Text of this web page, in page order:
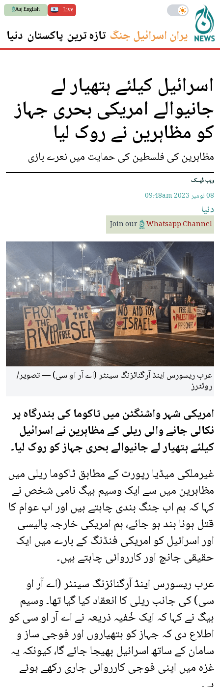
Live
Aaj English
ایران اسرائیل جنگ تازہ ترین پاکستان دنیا
اسرائیل کیلئے ہتھیار لے
جانیوالے امریکی بحری جہاز
کو مظاہرین نے روک لیا
مظاہرین کی فلسطین کی حمایت میں نعرے بازی
ویب ڈیسک
08 نومبر 2023 09:48am
دنیا
Join our Whatsapp Channel
عرب ریسورس اینڈ آرگنائزنگ سینٹر (اے آر او سی) — تصویر/
روئٹرز
امریکی شہر واشنگٹن میں ٹاکوما کی بندرگاہ پر
نکالی جانے والی ریلی کے مظاہرین نے اسرائیل
کیلئے ہتھیار لے جانیوالے بحری جہاز کو روک لیا۔
غیرملکی میڈیا رپورٹ کے مطابق ٹاکوما ریلی میں
مظاہرین میں سے ایک وسیم ہیگ نامی شخص نے
کہا کہ ہم اب جنگ بندی چاہتے ہیں اور اب عوام کا
قتل ہونا بند ہو جائے، ہم امریکی خارجہ پالیسی
اور اسرائیل کو امریکی فنڈنگ ​​کے بارے میں ایک
حقیقی جانچ اور کارروائی چاہتے ہیں۔
عرب ریسورس اینڈ آرگنائزنگ سینٹر (اے آر او
سی) کی جانب ریلی کا انعقاد کیا گیا تھا۔ وسیم
ہیگ نے کہا کہ ایک خُفیہ ذریعہ نے اے آر او سی کو
اطلاع دی کہ جہاز کو ہتھیاروں اور فوجی ساز و
سامان کے ساتھ اسرائیل بھیجا جائے گا، کیونکہ یہ
غزہ میں اپنی فوجی کارروائی جاری رکھے ہوئے